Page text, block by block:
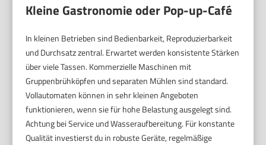
Kleine Gastronomie oder Pop-up-Café
In kleinen Betrieben sind Bedienbarkeit, Reproduzierbarkeit
und Durchsatz zentral. Erwartet werden konsistente Stärken
über viele Tassen. Kommerzielle Maschinen mit
Gruppenbrühköpfen und separaten Mühlen sind standard.
Vollautomaten können in sehr kleinen Angeboten
funktionieren, wenn sie für hohe Belastung ausgelegt sind.
Achtung bei Service und Wasseraufbereitung. Für konstante
Qualität investierst du in robuste Geräte, regelmäßige